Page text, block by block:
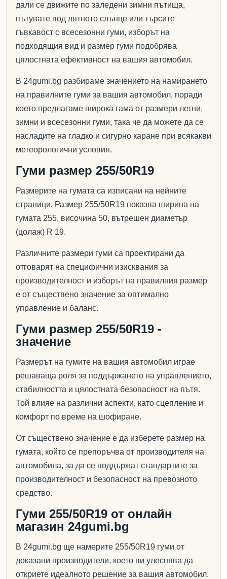
дали се движите по заледени зимни пътища,
пътувате под лятното слънце или търсите
гъвкавост с всесезонни гуми, изборът на
подходящия вид и размер гуми подобрява
цялостната ефективност на вашия автомобил.
В 24gumi.bg разбираме значението на намирането
на правилните гуми за вашия автомобил, поради
което предлагаме широка гама от размери летни,
зимни и всесезонни гуми, така че да можете да се
насладите на гладко и сигурно каране при всякакви
метеорологични условия.
Гуми размер 255/50R19
Размерите на гумата са изписани на нейните
страници. Размер 255/50R19 показва ширина на
гумата 255, височина 50, вътрешен диаметър
(цолаж) R 19.
Различните размери гуми са проектирани да
отговарят на специфични изисквания за
производителност и изборът на правилния размер
е от съществено значение за оптимално
управление и баланс.
Гуми размер 255/50R19 -
значение
Размерът на гумите на вашия автомобил играе
решаваща роля за поддържането на управлението,
стабилността и цялостната безопасност на пътя.
Той влияе на различни аспекти, като сцепление и
комфорт по време на шофиране.
От съществено значение е да изберете размер на
гумата, който се препоръчва от производителя на
автомобила, за да се поддържат стандартите за
производителност и безопасност на превозното
средство.
Гуми 255/50R19 от онлайн
магазин 24gumi.bg
В 24gumi.bg ще намерите 255/50R19 гуми от
доказани производители, което ви улеснява да
откриете идеалното решение за вашия автомобил.